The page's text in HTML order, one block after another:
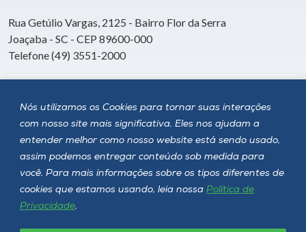
Nós utilizamos os Cookies para tornar suas interações
com nosso site mais significativa. Eles nos ajudam a
entender melhor como nosso website está sendo usado,
assim podemos entregar conteúdo sob medida para
você. Para mais informações sobre os tipos diferentes de
cookies que estamos usando, leia nossa Política de
Privacidade.
Rua Getúlio Vargas, 2125 - Bairro Flor da Serra
Joaçaba - SC - CEP 89600-000
Telefone (49) 3551-2000
Siga a Unoesc